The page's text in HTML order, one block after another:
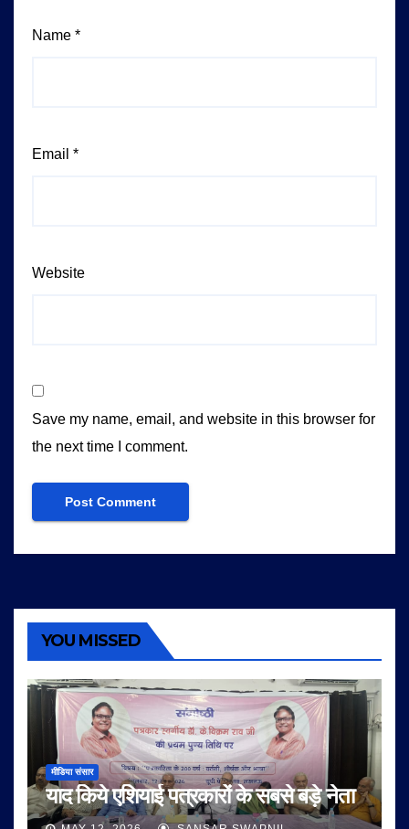
Name *
Email *
Website
Save my name, email, and website in this browser for
the next time I comment.
YOU MISSED
मीडिया संसार
याद किये एशियाई पत्रकारों के सबसे बड़े नेता